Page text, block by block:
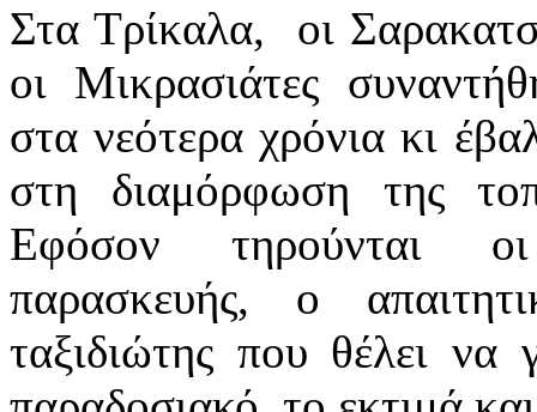
Στα Τρίκαλα, οι
οι Μικρασιάτες
στα νεότερα χρόνια κι
στη διαμόρφωση της
Eφόσον τηρούνται
παρασκευής, ο
ταξιδιώτης που θέλει να